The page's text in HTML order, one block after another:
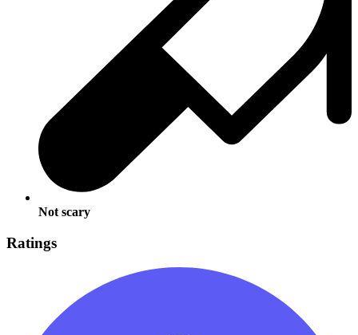
Not scary
Ratings